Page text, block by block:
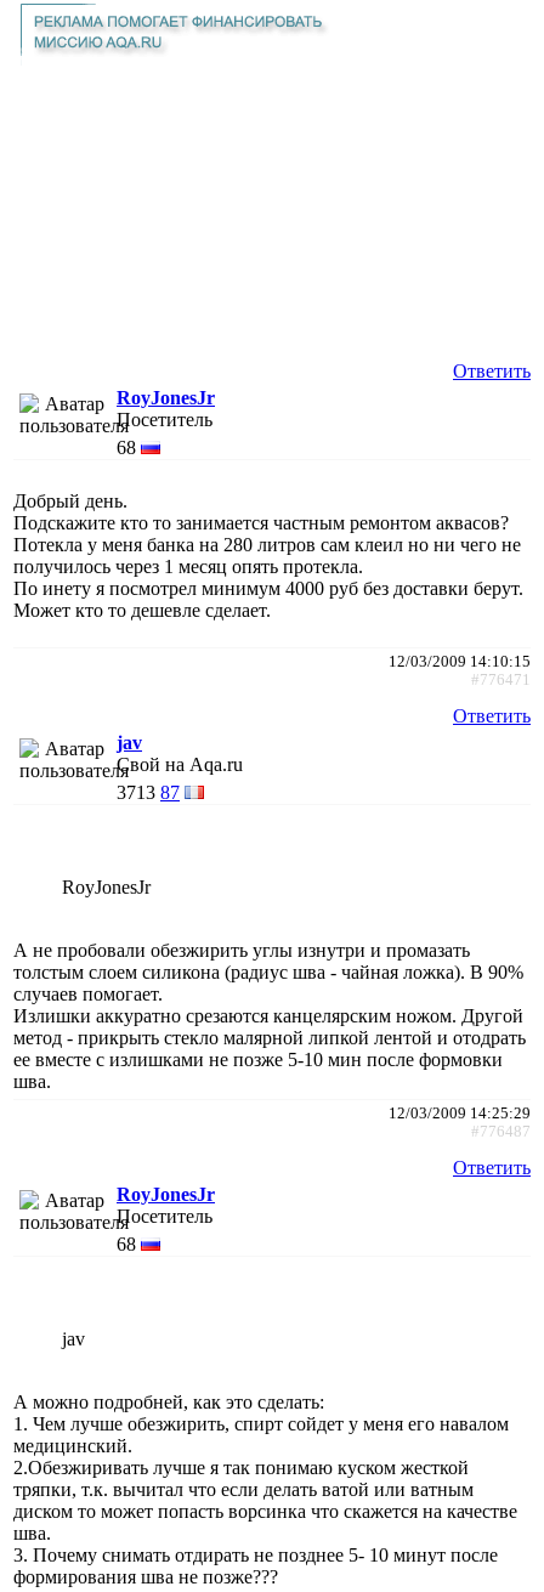
Ответить
RoyJonesJr
Посетитель
68
Добрый день.
Подскажите кто то занимается частным ремонтом аквасов?
Потекла у меня банка на 280 литров сам клеил но ни чего не
получилось через 1 месяц опять протекла.
По инету я посмотрел минимум 4000 руб без доставки берут.
Может кто то дешевле сделает.
12/03/2009 14:10:15
#776471
Ответить
jav
Свой на Aqa.ru
3713 87
RoyJonesJr
А не пробовали обезжирить углы изнутри и промазать
толстым слоем силикона (радиус шва - чайная ложка). В 90%
случаев помогает.
Излишки аккуратно срезаются канцелярским ножом. Другой
метод - прикрыть стекло малярной липкой лентой и отодрать
ее вместе с излишками не позже 5-10 мин после формовки
шва.
12/03/2009 14:25:29
#776487
Ответить
RoyJonesJr
Посетитель
68
jav
А можно подробней, как это сделать:
1. Чем лучше обезжирить, спирт сойдет у меня его навалом
медицинский.
2.Обезжиривать лучше я так понимаю куском жесткой
тряпки, т.к. вычитал что если делать ватой или ватным
диском то может попасть ворсинка что скажется на качестве
шва.
3. Почему снимать отдирать не позднее 5- 10 минут после
формирования шва не позже???